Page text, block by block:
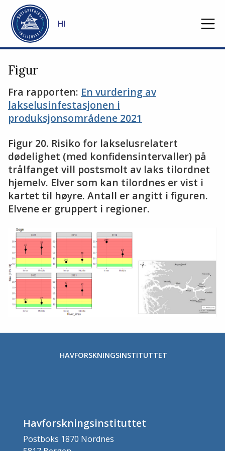
Gå til hovedinnhold
HI
Figur
Fra rapporten: En vurdering av
lakselusinfestasjonen i
produksjonsområdene 2021
Figur 20. Risiko for lakselusrelatert
dødelighet (med konfidensintervaller) på
trålfanget vill postsmolt av laks tilordnet
hjemelv. Elver som kan tilordnes er vist i
kartet til høyre. Antall er angitt i figuren.
Elvene er gruppert i regioner.
HAVFORSKNINGSINSTITUTTET
Havforskningsinstituttet
Postboks 1870 Nordnes